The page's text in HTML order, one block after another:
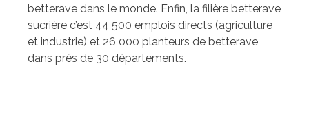
betterave dans le monde. Enfin, la filière betterave
sucrière c’est 44 500 emplois directs (agriculture
et industrie) et 26 000 planteurs de betterave
dans près de 30 départements.